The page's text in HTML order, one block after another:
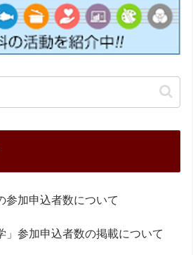
参加申込者数について
」参加申込者数の掲載について